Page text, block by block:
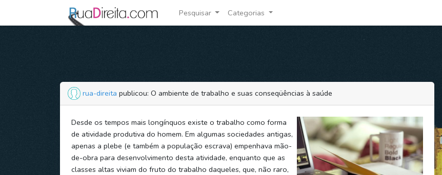
Pesquisar Categorias
rua-direita publicou: O ambiente de trabalho e suas conseqüências à saúde
Desde os tempos mais longínquos existe o trabalho como forma
de atividade produtiva do homem. Em algumas sociedades antigas,
apenas a plebe (e também a população escrava) empenhava mão-
de-obra para desenvolvimento desta atividade, enquanto que as
classes altas viviam do fruto do trabalho daqueles, que, não raro,